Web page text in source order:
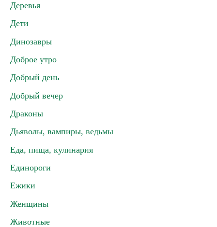
Деревья
Дети
Динозавры
Доброе утро
Добрый день
Добрый вечер
Драконы
Дьяволы, вампиры, ведьмы
Еда, пища, кулинария
Единороги
Ежики
Женщины
Животные